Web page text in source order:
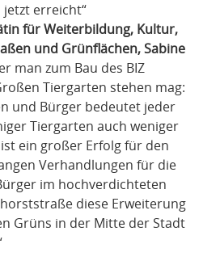
jetzt erreicht“
für Weiterbildung, Kultur,
und Grünflächen, Sabine
man zum Bau des BIZ
Tiergarten stehen mag:
und Bürger bedeutet jeder
Tiergarten auch weniger
ein großer Erfolg für den
Verhandlungen für die
im hochverdichteten
diese Erweiterung
Grüns in der Mitte der Stadt